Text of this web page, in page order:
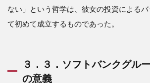
ない」という哲学は、彼女の投資による
て初めて成立するものであった 。
３．３．ソフトバンクグル
の意義